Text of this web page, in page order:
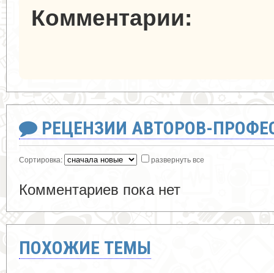
Комментарии:
РЕЦЕНЗИИ АВТОРОВ-
Сортировка: развернуть все
Комментариев пока нет
ПОХОЖИЕ ТЕМЫ